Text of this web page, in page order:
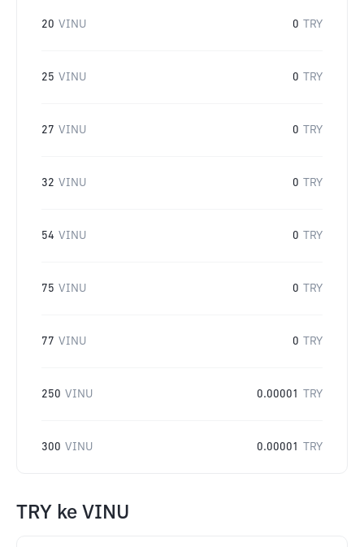
20 VINU 0 TRY
25 VINU 0 TRY
27 VINU 0 TRY
32 VINU 0 TRY
54 VINU 0 TRY
75 VINU 0 TRY
77 VINU 0 TRY
250 VINU 0.00001 TRY
300 VINU 0.00001 TRY
TRY ke VINU